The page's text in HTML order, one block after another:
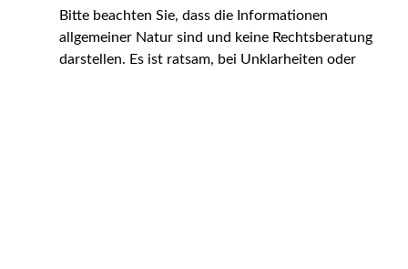
Bitte beachten Sie, dass die Informationen
allgemeiner Natur sind und keine Rechtsberatung
darstellen. Es ist ratsam, bei Unklarheiten oder